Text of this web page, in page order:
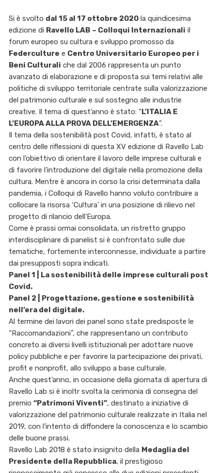
Si è svolto dal 15 al 17 ottobre 2020la quindicesima
edizione di Ravello LAB – Colloqui Internazionali il
forum europeo su cultura e sviluppo promosso da
Federculture e Centro Universitario Europeo per i
Beni Culturali che dal 2006 rappresenta un punto
avanzato di elaborazione e di proposta sui temi relativi alle
politiche di sviluppo territoriale centrate sulla valorizzazione
del patrimonio culturale e sul sostegno alle industrie
creative. Il tema di quest’anno è stato: “L’ITALIA E
L’EUROPA ALLA PROVA DELL’EMERGENZA”.
Il tema della sostenibilità post Covid, infatti, è stato al
centro delle riflessioni di questa XV edizione di Ravello Lab
con l’obiettivo di orientare il lavoro delle imprese culturali e
di favorire l’introduzione del digitale nella promozione della
cultura. Mentre è ancora in corso la crisi determinata dalla
pandemia, i Colloqui di Ravello hanno voluto contribuire a
collocare la risorsa ‘Cultura’ in una posizione di rilievo nel
progetto di rilancio dell’Europa.
Come è prassi ormai consolidata, un ristretto gruppo
interdisciplinare di panelist si è confrontato sulle due
tematiche, fortemente interconnesse, individuate a partire
dai presupposti sopra indicati.
Panel 1 | La sostenibilità delle imprese culturali post
Covid.
Panel 2 | Progettazione, gestione e sostenibilità
nell’era del digitale.
Al termine dei lavori dei panel sono state predisposte le
“Raccomandazioni”, che rappresentano un contributo
concreto ai diversi livelli istituzionali per adottare nuove
policy pubbliche e per favorire la partecipazione dei privati,
profit e nonprofit, allo sviluppo a base culturale.
Anche quest’anno, in occasione della giornata di apertura di
Ravello Lab si è inoltr svolta la cerimonia di consegna del
premio “Patrimoni Viventi”, destinato a iniziative di
valorizzazione del patrimonio culturale realizzate in Italia nel
2019, con l’intento di diffondere la conoscenza e lo scambio
delle buone prassi.
Ravello Lab 2018 è stato insignito della Medaglia del
Presidente della Repubblica, il prestigioso